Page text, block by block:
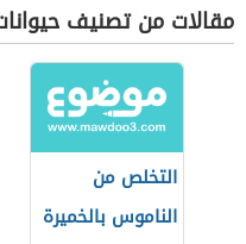
مقالات من تصنيف
التخلص من
الناموس بالخميرة